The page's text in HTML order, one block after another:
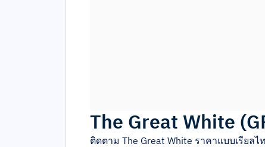
The Great White (
ติดตาม The Great White ราคาแบบเรียล